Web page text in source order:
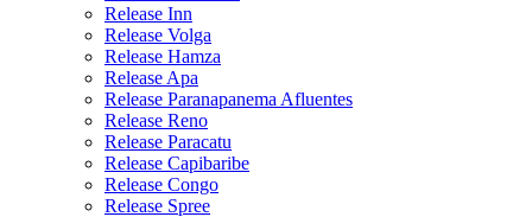
Release Inn
Release Volga
Release Hamza
Release Apa
Release Paranapanema Afluentes
Release Reno
Release Paracatu
Release Capibaribe
Release Congo
Release Spree